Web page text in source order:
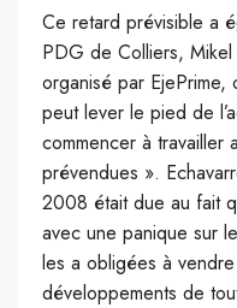
Ce retard prévisible a
PDG de Colliers,
organisé par
peut lever le pied de
commencer à travailler
prévendues ».
2008 était due au fait
avec une panique sur
les a obligées à
développements de